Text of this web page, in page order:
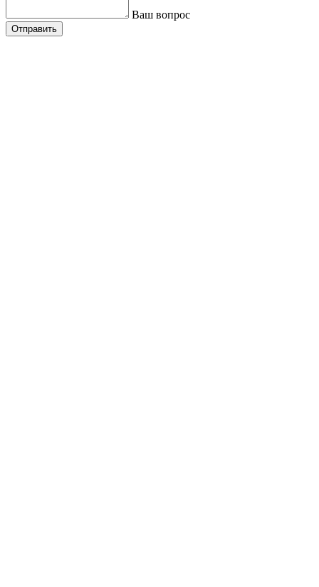
Ваш вопрос
Отправить